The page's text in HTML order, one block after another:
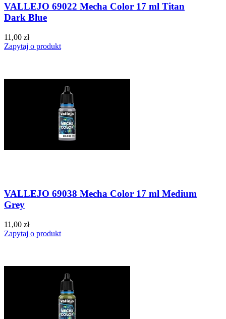
VALLEJO 69022 Mecha Color 17 ml Titan
Dark Blue
11,00 zł
Zapytaj o produkt
VALLEJO 69038 Mecha Color 17 ml Medium
Grey
11,00 zł
Zapytaj o produkt